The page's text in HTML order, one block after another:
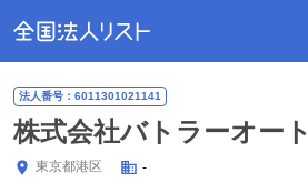
法人番号：6011301021141
株式会社バトラーオート
東京都港区 -